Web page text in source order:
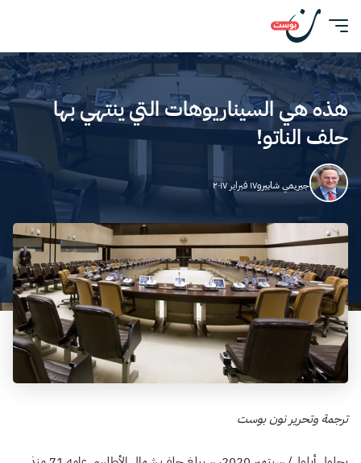
هذه هي السيناريوهات التي ينتهي بها
حلف الناتو!
جيريمي شابيرو١٧ فبراير ٢٠١٧
ترجمة وتحرير نون بوست